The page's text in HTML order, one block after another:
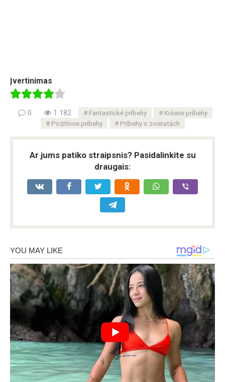
Įvertinimas
0 1 182 Fantastické príbehy
Krásne príbehy
Pozitívne príbehy
Príbehy o zvieratách
Ar jums patiko straipsnis? Pasidalinkite su
draugais: